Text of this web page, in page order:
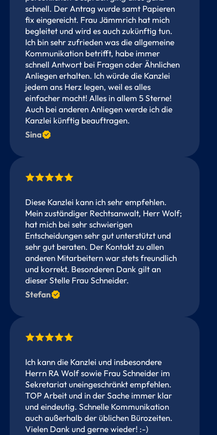
schnell. Der Antrag wurde samt Papieren
fix eingereicht. Frau Jämmrich hat mich
begleitet und wird es auch zukünftig tun.
Ich bin sehr zufrieden was die allgemeine
Kommunikation betrifft, habe immer
schnell Antwort bei Fragen oder Ähnlichen
Anliegen erhalten. Ich würde die Kanzlei
jedem ans Herz legen, weil es alles
einfacher macht! Alles in allem 5 Sterne!
Auch bei anderen Anliegen werde ich die
Kanzlei künftig beauftragen.
Sina
Diese Kanzlei kann ich sehr empfehlen.
Mein zuständiger Rechtsanwalt, Herr Wolf;
hat mich bei sehr schwierigen
Entscheidungen sehr gut unterstützt und
sehr gut beraten. Der Kontakt zu allen
anderen Mitarbeitern war stets freundlich
und korrekt. Besonderen Dank gilt an
dieser Stelle Frau Schneider.
Stefan
Ich kann die Kanzlei und insbesondere
Herrn RA Wolf sowie Frau Schneider im
Sekretariat uneingeschränkt empfehlen.
TOP Arbeit und in der Sache immer klar
und eindeutig. Schnelle Kommunikation
auch außerhalb der üblichen Bürozeiten.
Vielen Dank und gerne wieder! :-)